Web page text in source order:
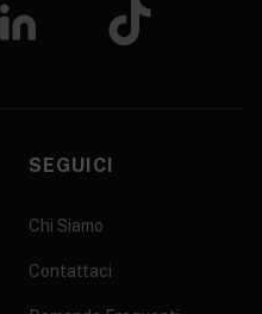
SEGUICI
Chi Siamo
Contattaci